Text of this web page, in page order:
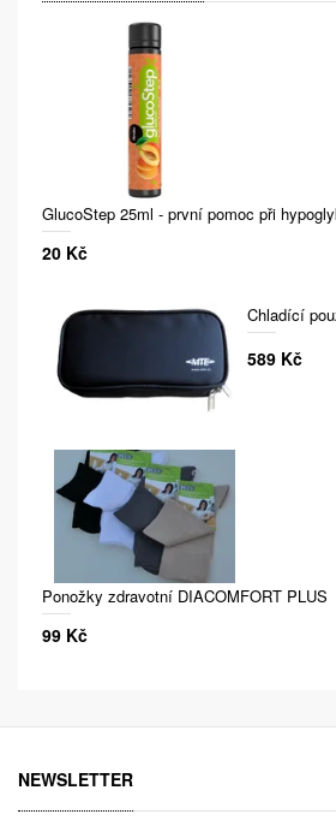
GlucoStep 25ml - první pomoc při
20 Kč
Chladící
589 Kč
Ponožky zdravotní DIACOMFORT PLUS
99 Kč
NEWSLETTER